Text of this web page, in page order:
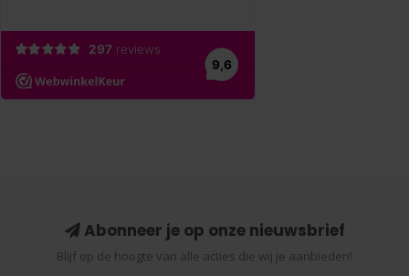
Abonneer je op onze nieuwsbrief
Blijf op de hoogte van alle acties die wij je aanbieden!